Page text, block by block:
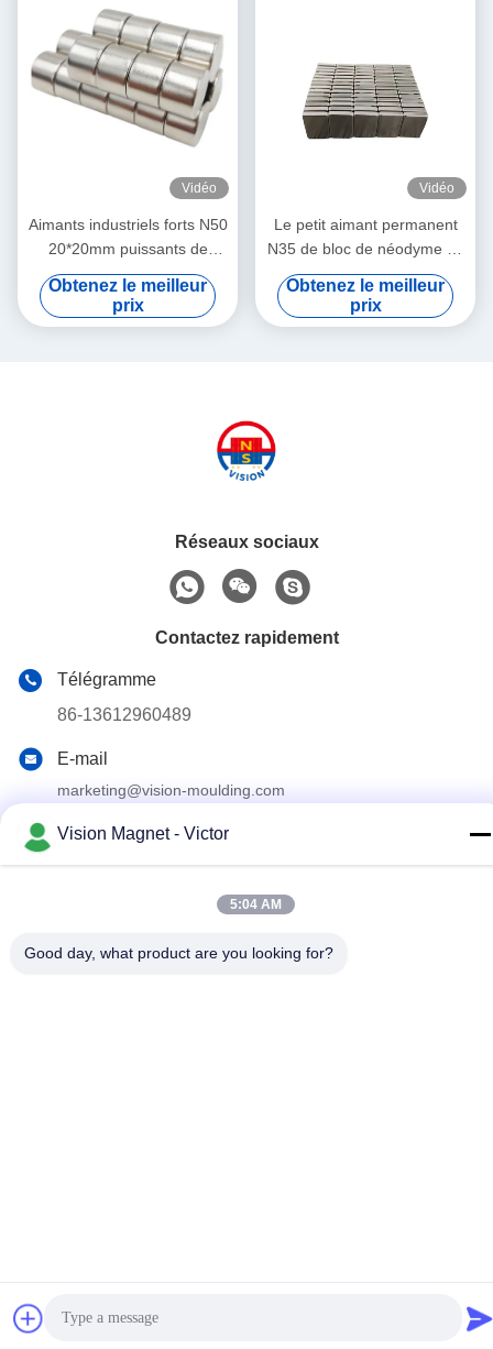
Vidéo
Aimants industriels forts N50
20*20mm puissants de
néodyme de zingage
Obtenez le meilleur
prix
Vidéo
Le petit aimant permanent
N35 de bloc de néodyme de
terre rare l'utilisation
universelle de zingage
Obtenez le meilleur
prix
Réseaux sociaux
Contactez rapidement
Télégramme
86-13612960489
E-mail
marketing@vision-moulding.com
Adresse
Guangdong, Chine, 523702
Politique de confidentialité |
Vision Magnet - Victor
5:04 AM
Good day, what product are you looking for?